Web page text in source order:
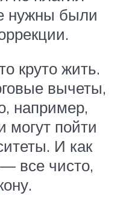
нужны были
круто жить.
вычеты,
например,
могут пойти
И как
все чисто,